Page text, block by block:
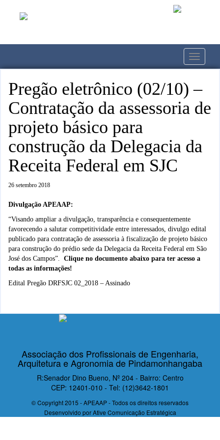
Toggle
Pregão eletrônico (02/10) –
Contratação da assessoria de
projeto básico para
construção da Delegacia da
Receita Federal em SJC
26 setembro 2018
Divulgação APEAAP:
“Visando ampliar a divulgação, transparência e consequentemente
favorecendo a salutar competitividade entre interessados, divulgo edital
publicado para contratação de assessoria à fiscalização de projeto básico
para construção do prédio sede da Delegacia da Receita Federal em São
José dos Campos”. Clique no documento abaixo para ter acesso a
todas as informações!
Edital Pregão DRFSJC 02_2018 – Assinado
Associação dos Profissionais de Engenharia,
Arquitetura e Agronomia de Pindamonhangaba
R:Senador Dino Bueno, Nº 204 - Bairro: Centro
CEP: 12401-010 - Tel: (12)3642-1801
© Copyright 2015 - APEAAP - Todos os direitos reservados
Desenvolvido porAtive Comunicação Estratégica